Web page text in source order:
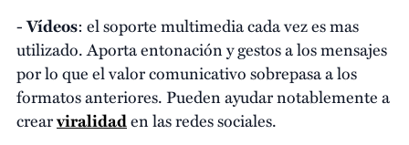
-Vídeos: el soporte multimedia cada vez es mas
utilizado. Aporta entonación y gestos a los mensajes
por lo que el valor comunicativo sobrepasa a los
formatos anteriores. Pueden ayudar notablemente a
crearviralidaden las redes sociales.